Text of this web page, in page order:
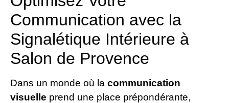
Communication avec la
Signalétique Intérieure à
Salon de Provence
Dans un monde où la communication
visuelle prend une place prépondérante,